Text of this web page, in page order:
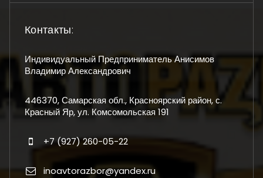
Контакты:
Индивидуальный Предприниматель Анисимов
Владимир Александрович
446370, Самарская обл., Красноярский район, с.
Красный Яр, ул. Комсомольская 191
+7 (927) 260-05-22
inoavtorazbor@yandex.ru